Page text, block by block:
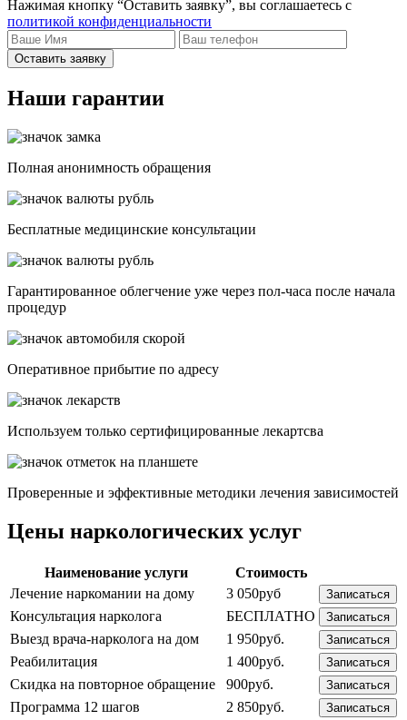
Нажимая кнопку “Оставить заявку”, вы соглашаетесь с
политикой конфиденциальности
Оставить заявку
Наши гарантии
Полная анонимность обращения
Бесплатные медицинские консультации
Гарантированное облегчение уже через пол-часа после начала
процедур
Опеpативное прибытие по адресу
Используем только сертифицированные лекартсва
Проверенные и эффективные методики лечения зависимостей
Цены наркологических услуг
Наименование услуги
Стоимость
Лечение наркомании на дому
3 050руб Записаться
Консультация нарколога БЕСПЛАТНО Записаться
Выезд врача-нарколога на дом 1 950руб. Записаться
Реабилитация 1 400руб. Записаться
Скидка на повторное обращение 900руб. Записаться
Программа 12 шагов 2 850руб. Записаться